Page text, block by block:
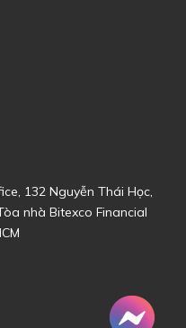
132 Nguyễn Thái Học,
nhà Bitexco Financial